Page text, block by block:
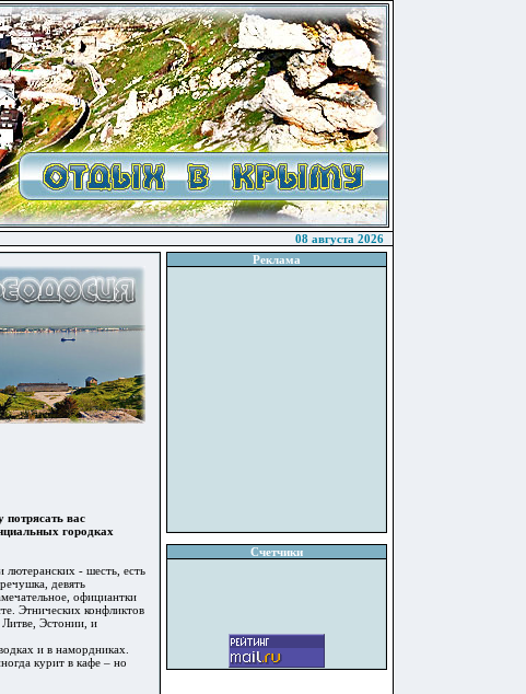
08 августа 2026
потрясать вас
городках
лютеранских - шесть, есть
девять
официантки
Этнических конфликтов
Литве, Эстонии, и
и в намордниках.
курит в кафе – но
Реклама
Счетчики